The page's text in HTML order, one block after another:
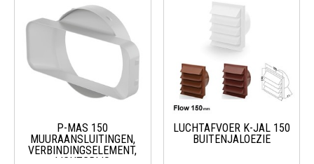
P-MAS 150
MUURAANSLUITINGEN,
VERBINDINGSELEMENT,
LUCHTAFVOER K-JAL 150
BUITENJALOEZIE